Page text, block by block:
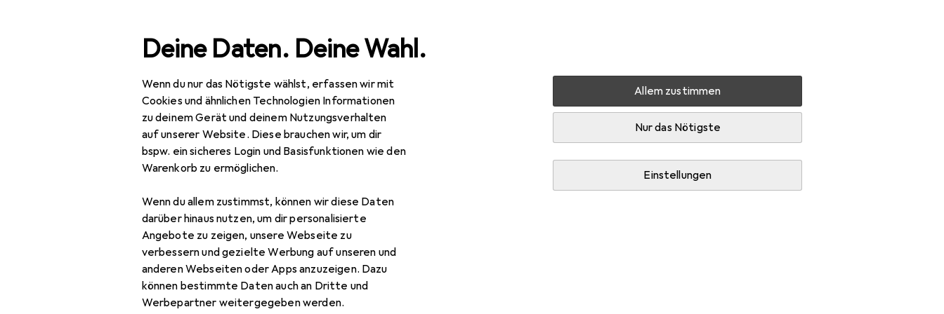
Deine Daten. Deine Wahl.
Wenn du nur das Nötigste wählst, erfassen wir mit
Cookies und ähnlichen Technologien Informationen
zu deinem Gerät und deinem Nutzungsverhalten
auf unserer Website. Diese brauchen wir, um dir
bspw. ein sicheres Login und Basisfunktionen wie den
Warenkorb zu ermöglichen.
Wenn du allem zustimmst, können wir diese Daten
darüber hinaus nutzen, um dir personalisierte
Angebote zu zeigen, unsere Webseite zu
verbessern und gezielte Werbung auf unseren und
anderen Webseiten oder Apps anzuzeigen. Dazu
können bestimmte Daten auch an Dritte und
Werbepartner weitergegeben werden.
Allem zustimmen
Nur das Nötigste
Einstellungen
Navigation nach Kategorien Gesamtsortiment IT + Multimedia Peripherie Office Headset
HPPoly Blackwire 3320
Kabelgebunden, USB-C, Microsoft Teams